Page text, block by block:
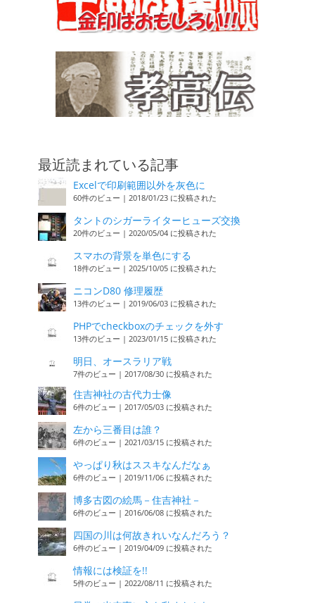
最近読まれている記事
Excelで印刷範囲以外を灰色に
60件のビュー | 2018/01/23 に投稿された
タントのシガーライターヒューズ交換
20件のビュー | 2020/05/04 に投稿された
スマホの背景を単色にする
18件のビュー | 2025/10/05 に投稿された
ニコンD80 修理履歴
13件のビュー | 2019/06/03 に投稿された
PHPでcheckboxのチェックを外す
13件のビュー | 2023/01/15 に投稿された
明日、オースラリア戦
7件のビュー | 2017/08/30 に投稿された
住吉神社の古代力士像
6件のビュー | 2017/05/03 に投稿された
左から三番目は誰？
6件のビュー | 2021/03/15 に投稿された
やっぱり秋はススキなんだなぁ
6件のビュー | 2019/11/06 に投稿された
博多古図の絵馬－住吉神社－
6件のビュー | 2016/06/08 に投稿された
四国の川は何故きれいなんだろう？
6件のビュー | 2019/04/09 に投稿された
情報には検証を!!
5件のビュー | 2022/08/11 に投稿された